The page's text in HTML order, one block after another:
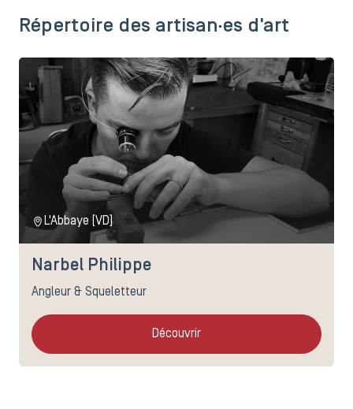
Répertoire des artisan·es d'art
L'Abbaye (VD)
Narbel Philippe
Angleur & Squeletteur
Découvrir